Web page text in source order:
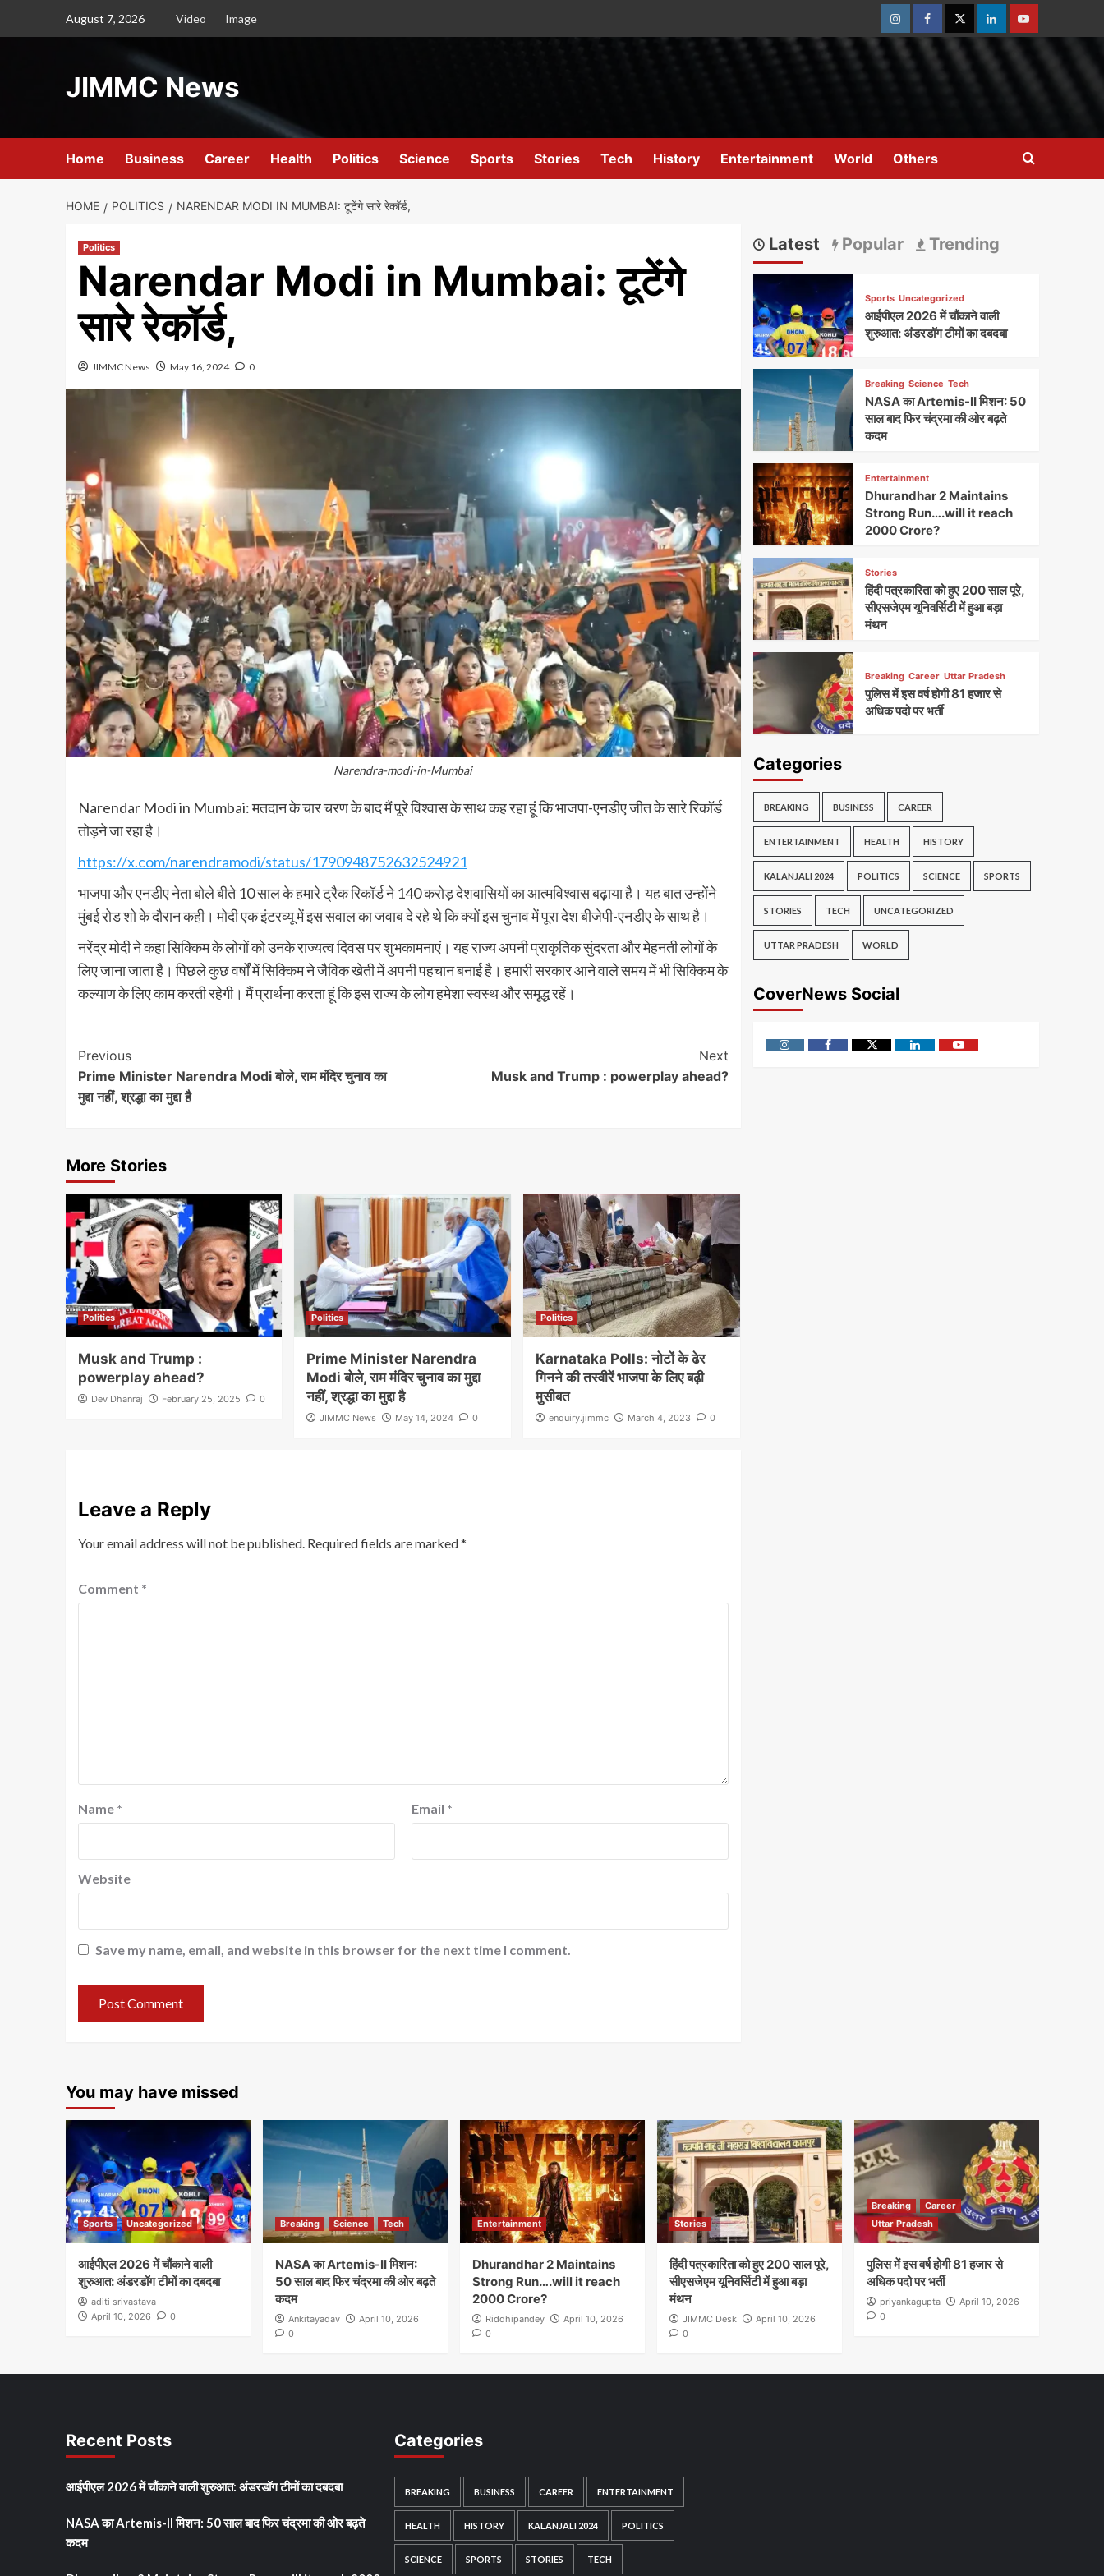
August 7, 2026 Video Image
InstagramFacebookTwitterLinkedinYoutube
JIMMC News
Home Business Career Health Politics Science Sports Stories Tech History Entertainment World Others
HOME POLITICS NARENDAR MODI IN MUMBAI: टूटेंगे सारे रेकॉर्ड,
Politics
Narendar Modi in Mumbai: टूटेंगे
सारे रेकॉर्ड,
JIMMC News May 16, 2024 0
Narendra-modi-in-Mumbai
Narendar Modi in Mumbai: मतदान के चार चरण के बाद मैं पूरे विश्वास के साथ कह रहा हूं कि भाजपा-एनडीए जीत के सारे रिकॉर्ड
तोड़ने जा रहा है।
https://x.com/narendramodi/status/1790948752632524921
भाजपा और एनडीए नेता बोले बीते 10 साल के हमारे ट्रैक रिकॉर्ड ने 140 करोड़ देशवासियों का आत्मविश्वास बढ़ाया है। यह बात उन्होंने
मुंबई रोड शो के दौरान कही। मोदी एक इंटरव्यू में इस सवाल का जवाब दे रहे थे कि क्यों इस चुनाव में पूरा देश बीजेपी-एनडीए के साथ है।
नरेंद्र मोदी ने कहा सिक्किम के लोगों को उनके राज्यत्व दिवस पर शुभकामनाएं। यह राज्य अपनी प्राकृतिक सुंदरता और मेहनती लोगों के
लिए जाना जाता है। पिछले कुछ वर्षों में सिक्किम ने जैविक खेती में अपनी पहचान बनाई है। हमारी सरकार आने वाले समय में भी सिक्किम के
कल्याण के लिए काम करती रहेगी। मैं प्रार्थना करता हूं कि इस राज्य के लोग हमेशा स्वस्थ और समृद्ध रहें।
Post
Navigation
Previous
Prime Minister Narendra Modi बोले, राम मंदिर चुनाव का
मुद्दा नहीं, श्रद्धा का मुद्दा है
Next
Musk and Trump : powerplay ahead?
More Stories
Politics
Musk and Trump :
powerplay ahead?
Dev Dhanraj February 25, 2025 0
Politics
Prime Minister Narendra
Modi बोले, राम मंदिर चुनाव का मुद्दा
नहीं, श्रद्धा का मुद्दा है
JIMMC News May 14, 2024 0
Politics
Karnataka Polls: नोटों के ढेर
गिनने की तस्वीरें भाजपा के लिए बढ़ी
मुसीबत
enquiry.jimmc March 4, 2023 0
Leave a Reply
Your email address will not be published. Required fields are marked*
Comment *
Name * Email *
Website
Save my name, email, and website in this browser for the next time I comment.
Latest Popular Trending
Sports Uncategorized
आईपीएल 2026 में चौंकाने वाली
शुरुआत: अंडरडॉग टीमों का दबदबा
Breaking Science Tech
NASA का Artemis-II मिशन: 50
साल बाद फिर चंद्रमा की ओर बढ़ते
कदम
Entertainment
Dhurandhar 2 Maintains
Strong Run….will it reach
2000 Crore?
Stories
हिंदी पत्रकारिता को हुए 200 साल पूरे,
सीएसजेएम यूनिवर्सिटी में हुआ बड़ा
मंथन
Breaking Career Uttar Pradesh
पुलिस में इस वर्ष होगी 81 हजार से
अधिक पदो पर भर्ती
Categories
BREAKING BUSINESS CAREER
ENTERTAINMENT HEALTH HISTORY
KALANJALI 2024 POLITICS SCIENCE SPORTS
STORIES TECH UNCATEGORIZED
UTTAR PRADESH WORLD
CoverNews Social
InstagramFacebookTwitter LinkedinYoutube
You may have missed
Sports Uncategorized
आईपीएल 2026 में चौंकाने वाली
शुरुआत: अंडरडॉग टीमों का दबदबा
aditi srivastava
April 10, 2026
0
Breaking Science Tech
NASA का Artemis-II मिशन:
50 साल बाद फिर चंद्रमा की ओर बढ़ते
कदम
Ankitayadav
April 10, 2026
0
Entertainment
Dhurandhar 2 Maintains
Strong Run….will it reach
2000 Crore?
Riddhipandey
April 10, 2026
0
Stories
हिंदी पत्रकारिता को हुए 200 साल पूरे,
सीएसजेएम यूनिवर्सिटी में हुआ बड़ा
मंथन
JIMMC Desk
April 10, 2026
0
Breaking
Career
Uttar Pradesh
पुलिस में इस वर्ष होगी 81 हजार से
अधिक पदो पर भर्ती
priyankagupta
April 10, 2026
0
Recent Posts
आईपीएल 2026 में चौंकाने वाली शुरुआत: अंडरडॉग टीमों का दबदबा
NASA का Artemis-II मिशन: 50 साल बाद फिर चंद्रमा की ओर बढ़ते
कदम
Categories
BREAKING BUSINESS CAREER ENTERTAINMENT
HEALTH HISTORY KALANJALI 2024 POLITICS
SCIENCE SPORTS STORIES TECH